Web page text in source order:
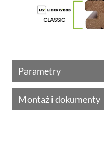
Parametry
Montaż i dokumenty